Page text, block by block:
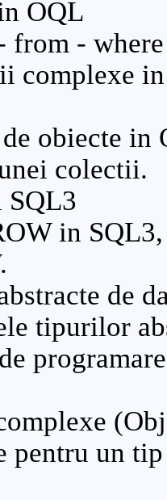
OQL
from -
complexe
obiecte in
colectii.
SQL3
in
de
tipurilor
pentru un